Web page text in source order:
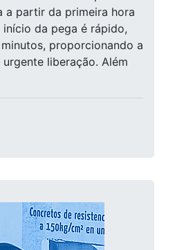
a partir da primeira hora
da pega é rápido,
proporcionando a
liberação. Além